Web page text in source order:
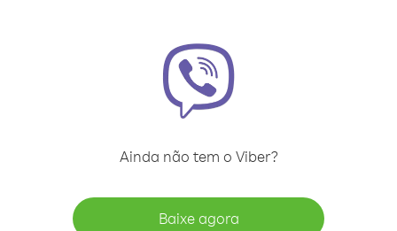
Ainda não tem o Viber?
Baixe agora